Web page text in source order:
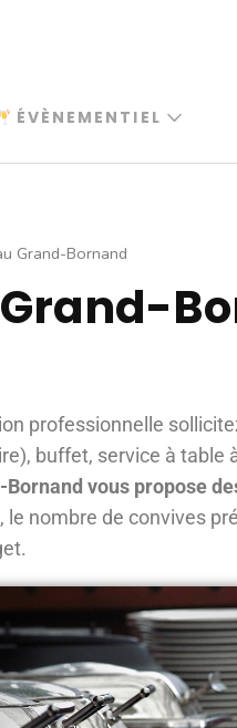
ÉVÈNEMENTIEL
Grand-Bornand
professionnelle
buffet, service à table
vous propose
nombre de convives